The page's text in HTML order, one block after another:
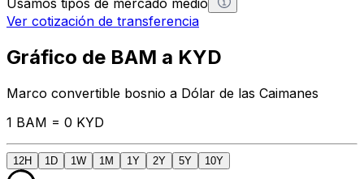
Ver cotización de transferencia
Gráfico de BAM a KYD
Marco convertible bosnio a Dólar de las Caimanes
1 BAM = 0 KYD
12H 1D 1W 1M 1Y 2Y 5Y 10Y